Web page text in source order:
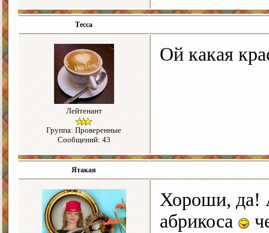
Тесса
Лейтенант
Группа: Проверенные
Сообщений: 43
Ой какая
Ятакая
Хороши, да!
абрикоса